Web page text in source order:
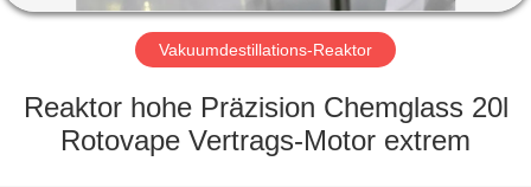
FABRIK-
AUSFLUG
QUALITÄTSKONTROLLE
Vakuumdestillations-Reaktor
Reaktor hohe Präzision Chemglass 20l
Rotovape Vertrags-Motor extrem